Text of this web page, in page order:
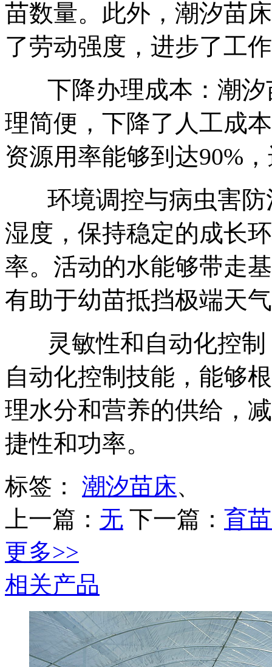
苗数量。此外，潮汐苗
了劳动强度，进步了工
下降办理成本：潮
理简便，下降了人工成
资源用率能够到达90%
环境调控与病虫害
湿度，保持稳定的成长
率。活动的水能够带走
有助于幼苗抵挡极端天
灵敏性和自动化控
自动化控制技能，能够
理水分和营养的供给，
捷性和功率。
标签： 潮汐苗床、
上一篇： 无 下一篇： 育
更多>>
相关产品